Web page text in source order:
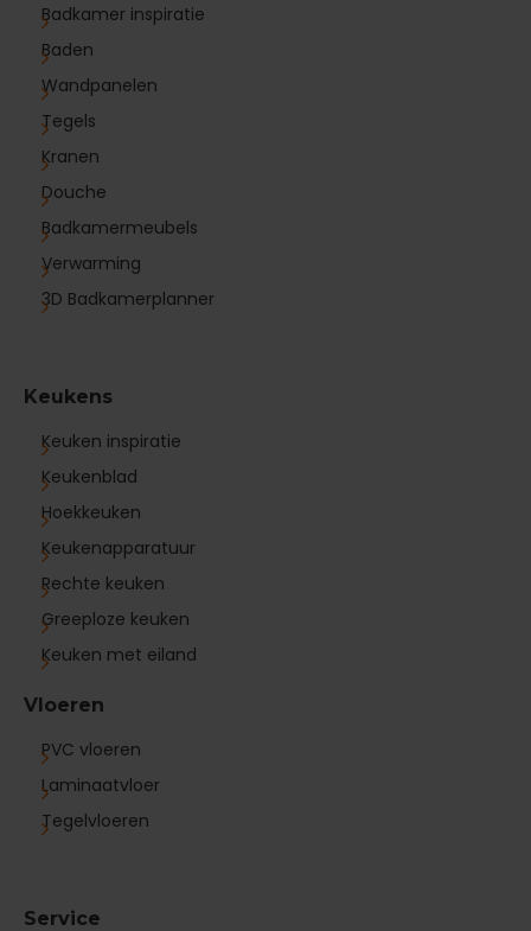
Badkamer inspiratie
Baden
Wandpanelen
Tegels
Kranen
Douche
Badkamermeubels
Verwarming
3D Badkamerplanner
Keukens
Keuken inspiratie
Keukenblad
Hoekkeuken
Keukenapparatuur
Rechte keuken
Greeploze keuken
Keuken met eiland
Vloeren
PVC vloeren
Laminaatvloer
Tegelvloeren
Service